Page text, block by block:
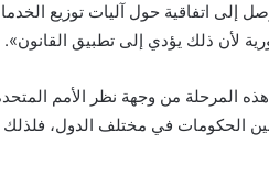
إلى اتفاقية حول آليات توزيع
لأن ذلك يؤدي إلى تطبيق القانون».
المرحلة من وجهة نظر الأمم
بين الحكومات في مختلف الدول،